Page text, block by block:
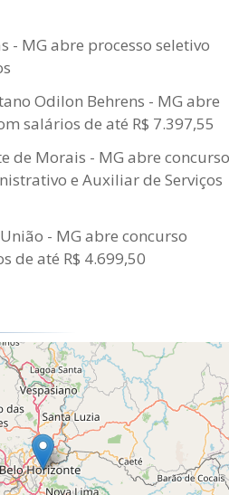
- MG abre processo seletivo
Odilon Behrens - MG abre
salários de até R$ 7.397,55
de Morais - MG abre concurso
e Auxiliar de Serviços
- MG abre concurso
de até R$ 4.699,50